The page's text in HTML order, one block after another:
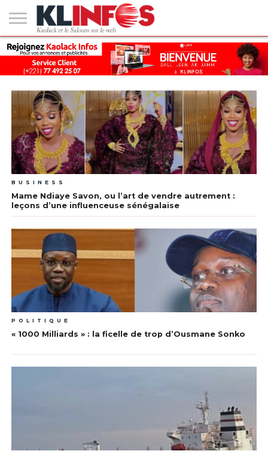
#2
(PAS
DE
TITRE)
KAOLACK
POLITIQUE
ECONOMIE
SOCIÉTÉ
CULTURE
PEOPLE
SPORT
SANTÉ
AFRIQUE
INTERNATIONAL
EMPLOI &
FORMATION
BUSINESS
Mame Ndiaye Savon, ou l’art de vendre autrement :
leçons d’une influenceuse sénégalaise
POLITIQUE
« 1000 Milliards » : la ficelle de trop d’Ousmane Sonko